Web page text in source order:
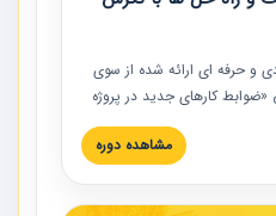
و حرفه‏ ای ارائه شده از سوی
«ضوابط کارهای جدید در پروژه
و راه حل ها با نگرش قراردادی
ساختمانی کشور ارائه شد.
عملی ارائه شده است.
مشاهده دوره